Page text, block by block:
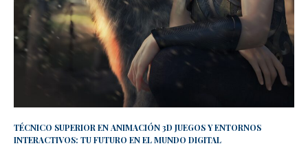
TÉCNICO SUPERIOR EN ANIMACIÓN 3D JUEGOS Y ENTORNOS
INTERACTIVOS: TU FUTURO EN EL MUNDO DIGITAL